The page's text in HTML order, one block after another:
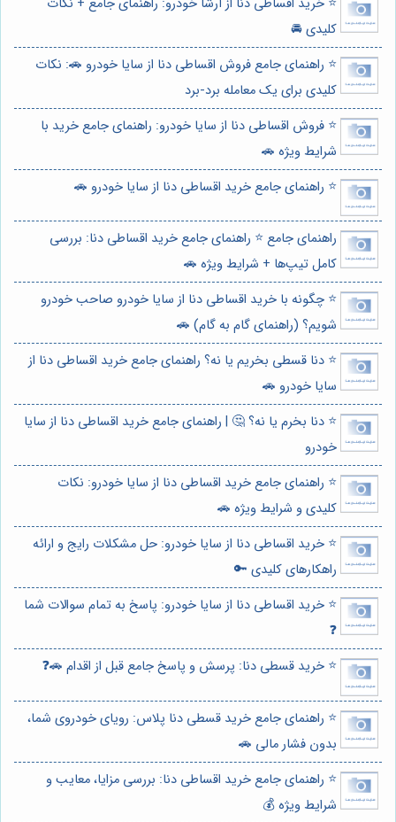
کلیدی 🚘
⭐️ راهنمای جامع فروش اقساطی دنا از سایا خودرو 🚗: نکات
کلیدی برای یک معامله برد-برد
⭐️ فروش اقساطی دنا از سایا خودرو: راهنمای جامع خرید با
شرایط ویژه 🚗
⭐️ راهنمای جامع خرید اقساطی دنا از سایا خودرو 🚗
راهنمای جامع ⭐️ راهنمای جامع خرید اقساطی دنا: بررسی
کامل تیپ‌ها + شرایط ویژه 🚗
⭐️ چگونه با خرید اقساطی دنا از سایا خودرو صاحب خودرو
شویم؟ (راهنمای گام به گام) 🚗
⭐️ دنا قسطی بخریم یا نه؟ راهنمای جامع خرید اقساطی دنا از
سایا خودرو 🚗
⭐️ دنا بخرم یا نه؟ 🤔 | راهنمای جامع خرید اقساطی دنا از سایا
خودرو
⭐️ راهنمای جامع خرید اقساطی دنا از سایا خودرو: نکات
کلیدی و شرایط ویژه 🚗
⭐️ خرید اقساطی دنا از سایا خودرو: حل مشکلات رایج و ارائه
راهکارهای کلیدی 🔑
⭐️ خرید اقساطی دنا از سایا خودرو: پاسخ به تمام سوالات شما
❓
⭐️ خرید قسطی دنا: پرسش و پاسخ جامع قبل از اقدام 🚗❓
⭐️ راهنمای جامع خرید قسطی دنا پلاس: رویای خودروی شما،
بدون فشار مالی 🚗
⭐️ راهنمای جامع خرید اقساطی دنا: بررسی مزایا، معایب و
شرایط ویژه 💰